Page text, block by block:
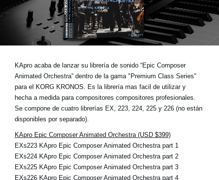
Noticias
Ubicación
Redes Sociales
Acerca de KORG
KApro acaba de lanzar su librería de sonido “Epic Composer
Animated Orchestra” dentro de la gama "Premium Class Series"
para el KORG KRONOS. Es la librería mas facil de utilizar y
hecha a medida para compositores compositores profesionales.
Se compone de cuatro librerías EX, 223, 224, 225 y 226 (no están
disponibles por separado).
KApro Epic Composer Animated Orchestra (USD $399)
EXs223 KApro Epic Composer Animated Orchestra part 1
EXs224 KApro Epic Composer Animated Orchestra part 2
EXs225 KApro Epic Composer Animated Orchestra part 3
EXs226 KApro Epic Composer Animated Orchestra part 4